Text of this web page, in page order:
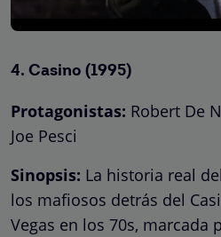
4. Casino (1995)
Protagonistas: Robert De
Joe Pesci
Sinopsis: La historia real
los mafiosos detrás del
Vegas en los 70s, marcada